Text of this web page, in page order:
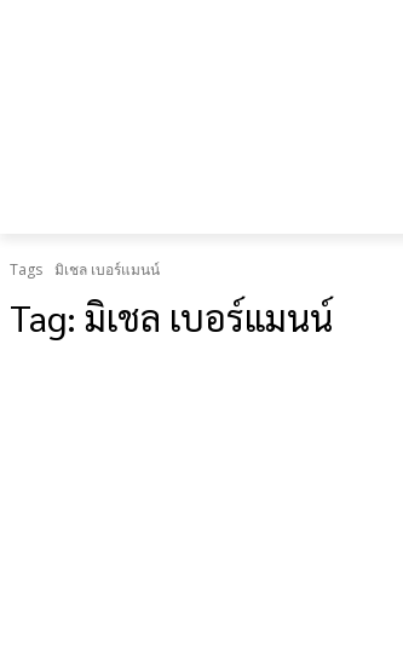
Tags มิเชล เบอร์แมนน์
Tag: มิเชล เบอร์แมนน์